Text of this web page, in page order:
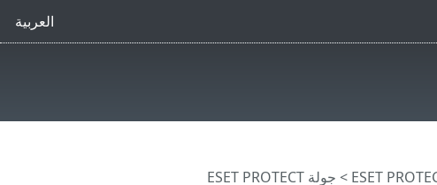
العربية
> جولة ESET PROTECT